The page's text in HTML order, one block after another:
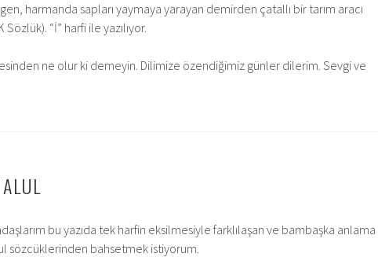
harmanda sapları yaymaya yarayan demirden çatallı bir tarım aracı
“İ” harfi ile yazılıyor.
ne olur ki demeyin. Dilimize özendiğimiz günler dilerim. Sevgi ve
bu yazıda tek harfin eksilmesiyle farklılaşan ve bambaşka anlama
sözcüklerinden bahsetmek istiyorum.